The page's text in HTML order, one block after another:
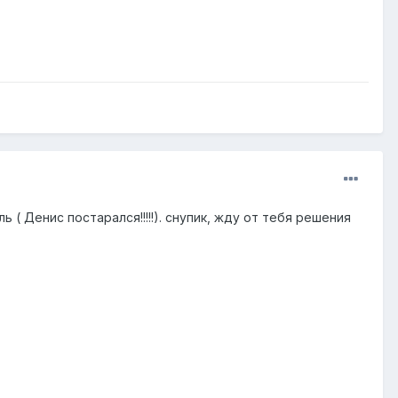
( Денис постарался!!!!!). снупик, жду от тебя решения